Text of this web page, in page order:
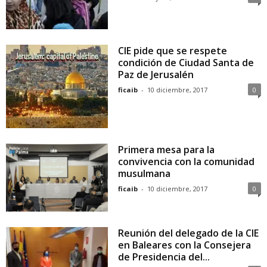
CIE pide que se respete
condición de Ciudad Santa de
Paz de Jerusalén
ficaib - 10 diciembre, 2017 0
Primera mesa para la
convivencia con la comunidad
musulmana
ficaib - 10 diciembre, 2017 0
Reunión del delegado de la CIE
en Baleares con la Consejera
de Presidencia del...